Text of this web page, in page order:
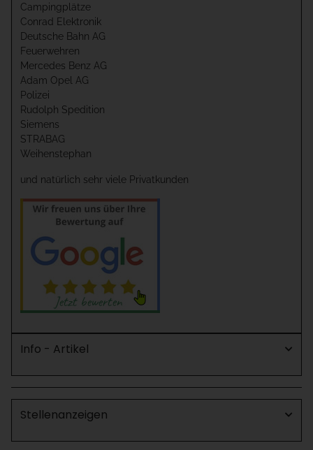
Campingplätze
Conrad Elektronik
Deutsche Bahn AG
Feuerwehren
Mercedes Benz AG
Adam Opel AG
Polizei
Rudolph Spedition
Siemens
STRABAG
Weihenstephan
und natürlich sehr viele Privatkunden
Info - Artikel
Stellenanzeigen